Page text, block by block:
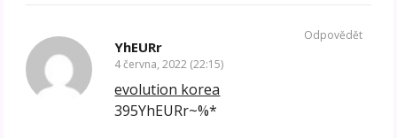
YhEURr
4 června, 2022 (22:15)
evolution korea
395YhEURr~%*
Odpovědět